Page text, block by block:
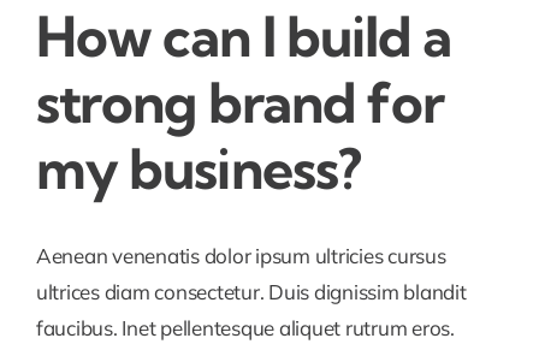
How can I build a
strong brand for
my business?
Aenean venenatis dolor ipsum ultricies cursus
ultrices diam consectetur. Duis dignissim blandit
faucibus. Inet pellentesque aliquet rutrum eros.